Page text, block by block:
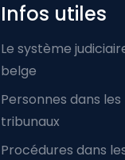
Infos utiles
Le système
belge
Personnes dans les
tribunaux
Procédures dans